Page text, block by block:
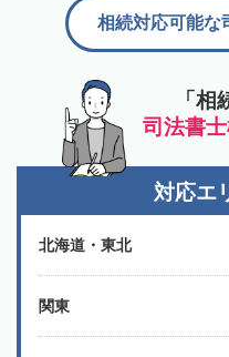
「
司法書
相続対応可能な
対応エ
北海道・東北
関東